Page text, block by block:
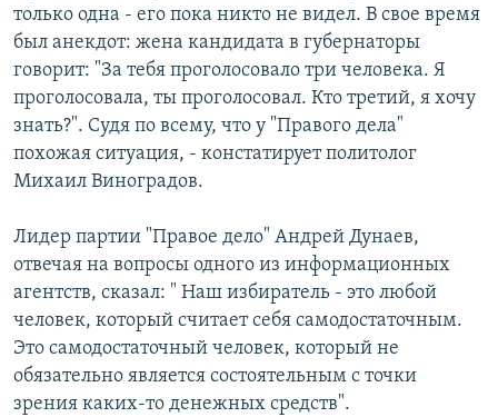
только одна - его пока никто не видел. В свое время
был анекдот: жена кандидата в губернаторы
говорит: "За тебя проголосовало три человека. Я
проголосовала, ты проголосовал. Кто третий, я хочу
знать?". Судя по всему, что у "Правого дела"
похожая ситуация, - констатирует политолог
Михаил Виноградов.
Лидер партии "Правое дело" Андрей Дунаев,
отвечая на вопросы одного из информационных
агентств, сказал: " Наш избиратель - это любой
человек, который считает себя самодостаточным.
Это самодостаточный человек, который не
обязательно является состоятельным с точки
зрения каких-то денежных средств".